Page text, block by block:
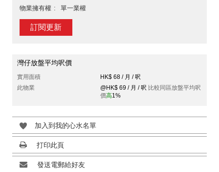
物業擁有權
單一業權
訂閱更新
灣仔放盤平均呎價
實用面積
HK$ 68 / 月 / 呎
此物業
@HK$ 69 / 月 / 呎 比較同區放盤平均呎
價高1%
加入到我的心水名單
打印此頁
發送電郵給好友